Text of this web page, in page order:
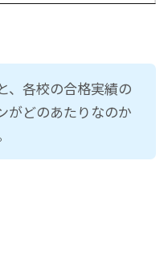
、各校の合格実績の
がどのあたりなのか